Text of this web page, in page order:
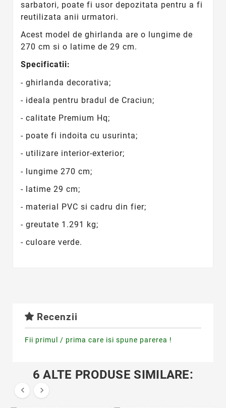
sarbatori, poate fi usor depozitata pentru a fi
reutilizata anii urmatori.
Acest model de ghirlanda are o lungime de
270 cm si o latime de 29 cm.
Specificatii:
- ghirlanda decorativa;
- ideala pentru bradul de Craciun;
- calitate Premium Hq;
- poate fi indoita cu usurinta;
- utilizare interior-exterior;
- lungime 270 cm;
- latime 29 cm;
- material PVC si cadru din fier;
- greutate 1.291 kg;
- culoare verde.
Recenzii
Fii primul / prima care isi spune parerea !
6 ALTE PRODUSE SIMILARE:
 